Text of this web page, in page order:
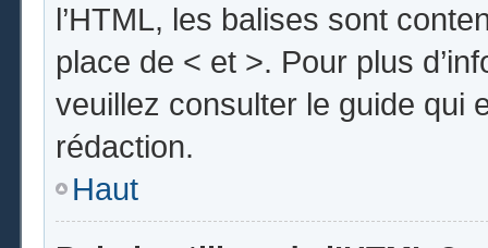
l’HTML, les balises sont
place de < et >. Pour plus
veuillez consulter le guide qui
rédaction.
Haut